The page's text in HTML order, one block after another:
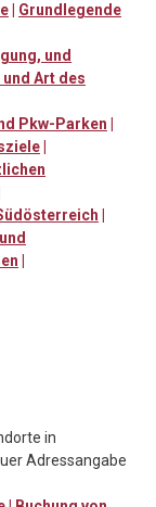
Grundlegende
und
und Art des
Pkw-Parken
in
Adressangabe